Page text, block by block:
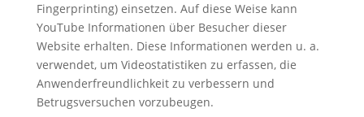
Fingerprinting) einsetzen. Auf diese Weise kann
YouTube Informationen über Besucher dieser
Website erhalten. Diese Informationen werden u. a.
verwendet, um Videostatistiken zu erfassen, die
Anwenderfreundlichkeit zu verbessern und
Betrugsversuchen vorzubeugen.